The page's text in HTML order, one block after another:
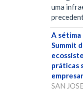
uma
A sétima
Summit
práticas
SAN